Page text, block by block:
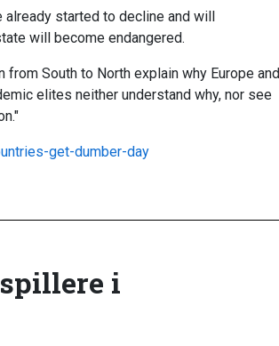
started to decline and will
will become endangered.
South to North explain why Europe and
elites neither understand why, nor see
get-dumber-day
i